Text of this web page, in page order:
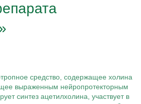
средство, содержащее холина
выраженным нейропротекторным
синтез ацетилхолина, участвует в